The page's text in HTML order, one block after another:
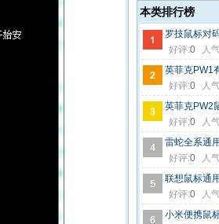
本类排行榜
罗技鼠标对
好评:0 人
英菲克PW1
好评:0 人
英菲克PW2
好评:0 人
雷蛇全系通
好评:0 人
联想鼠标通
好评:0 人
小米便携鼠